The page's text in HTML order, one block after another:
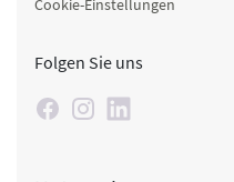
Cookie-Einstellungen
Folgen Sie uns